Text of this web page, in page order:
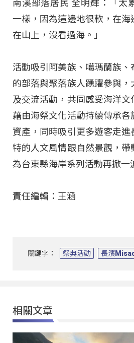
南溪部落居民 全明輝：「太
一樣，因為這邊地很軟，在海
在山上，沒看過海。」
活動吸引阿美族、噶瑪蘭族
的部落與聚落族人踴躍參與
及交流活動，共同感受海洋
藉由海祭文化活動持續傳承
資產，同時吸引更多遊客走進
特的人文風情跟自然景觀，帶
為台東縣海岸系列活動再掀一
責任編輯：王涵
關鍵字： 祭典活動 長濱
相關文章